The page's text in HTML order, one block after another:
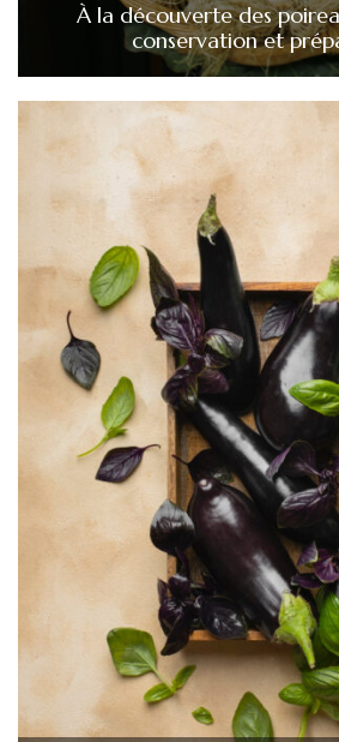
À la découverte des
conservation et